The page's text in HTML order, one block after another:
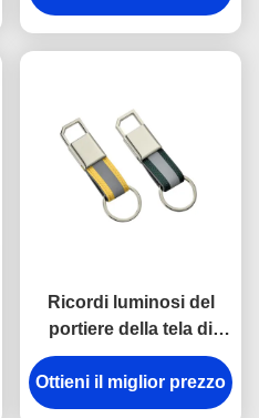
trapezio
Ricordi luminosi del
portiere della tela di
spessore dei
portachiavi a anello
9mm del gancio della
Ottieni il miglior prezzo